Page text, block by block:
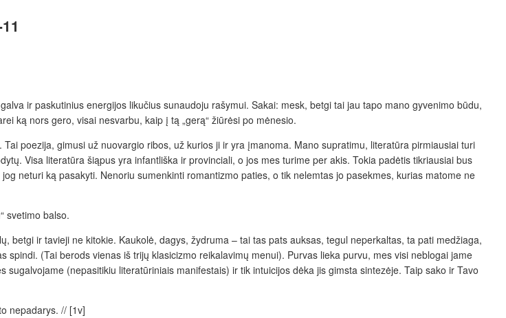
ir paskutinius energijos likučius sunaudoju rašymui. Sakai: mesk, betgi tai jau tapo mano gyvenimo būdu,
ką nors gero, visai nesvarbu, kaip į tą „gerą“ žiūrėsi po mėnesio.
poezija, gimusi už nuovargio ribos, už kurios ji ir yra įmanoma. Mano supratimu, literatūra pirmiausiai turi
Visa literatūra šiąpus yra infantliška ir provinciali, o jos mes turime per akis. Tokia padėtis tikriausiai bus
neturi ką pasakyti. Nenoriu sumenkinti romantizmo paties, o tik nelemtas jo pasekmes, kurias matome ne
svetimo balso.
betgi ir tavieji ne kitokie. Kaukolė, dagys, žydruma – tai tas pats auksas, tegul neperkaltas, ta pati medžiaga,
(Tai berods vienas iš trijų klasicizmo reikalavimų menui). Purvas lieka purvu, mes visi neblogai jame
(nepasitikiu literatūriniais manifestais) ir tik intuicijos dėka jis gimsta sintezėje. Taip sako ir Tavo
nepadarys. // [1v]